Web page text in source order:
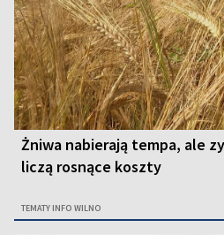
Żniwa nabierają tempa, ale
liczą rosnące koszty
TEMATY INFO WILNO